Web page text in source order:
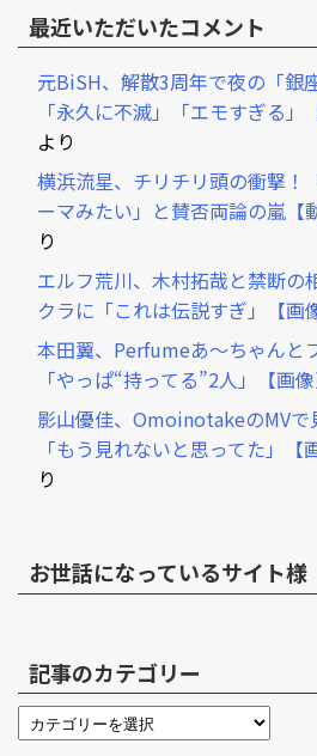
最近いただいたコメント
元BiSH、解散3周年で夜の「銀
「永久に不滅」「エモすぎる」
より
横浜流星、チリチリ頭の衝撃！
ーマみたい」と賛否両論の嵐【
り
エルフ荒川、木村拓哉と禁断の
クラに「これは伝説すぎ」【画
本田翼、Perfumeあ～ちゃんと
「やっぱ“持ってる”2人」【画像
影山優佳、OmoinotakeのMVで
「もう見れないと思ってた」【
り
お世話になっているサイト様
記事のカテゴリー